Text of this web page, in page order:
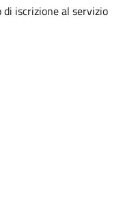
di iscrizione al servizio